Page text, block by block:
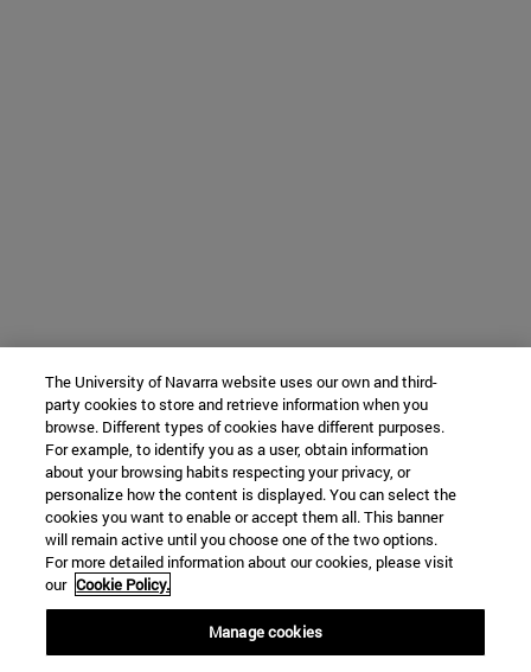
The University of Navarra website uses our own and third-
party cookies to store and retrieve information when you
browse. Different types of cookies have different purposes.
For example, to identify you as a user, obtain information
about your browsing habits respecting your privacy, or
personalize how the content is displayed. You can select the
cookies you want to enable or accept them all. This banner
will remain active until you choose one of the two options.
For more detailed information about our cookies, please visit
our Cookie Policy.
Manage cookies